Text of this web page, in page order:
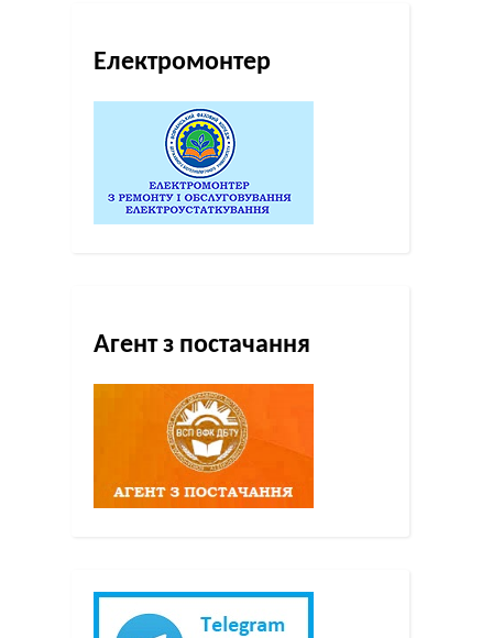
Електромонтер
Агент з постачання